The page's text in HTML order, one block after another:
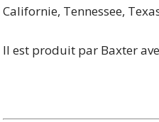
Californie, Tennessee,
Il est produit par Baxter